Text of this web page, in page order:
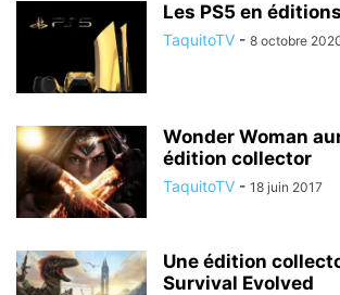
Les PS5 en
TaquitoTV - 8 octobre
Wonder Woman
édition collector
TaquitoTV - 18 juin 2017
Une édition
Survival Evolved